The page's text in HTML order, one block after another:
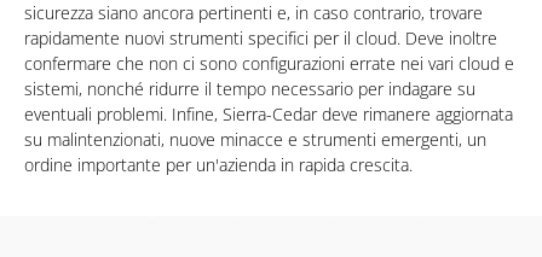
sicurezza siano ancora pertinenti e, in caso contrario, trovare
rapidamente nuovi strumenti specifici per il cloud. Deve inoltre
confermare che non ci sono configurazioni errate nei vari cloud e
sistemi, nonché ridurre il tempo necessario per indagare su
eventuali problemi. Infine, Sierra-Cedar deve rimanere aggiornata
su malintenzionati, nuove minacce e strumenti emergenti, un
ordine importante per un'azienda in rapida crescita.